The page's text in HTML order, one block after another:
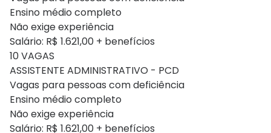
Ensino médio completo
Não exige experiência
Salário: R$ 1.621,00 + benefícios
10 VAGAS
ASSISTENTE ADMINISTRATIVO - PCD
Vagas para pessoas com deficiência
Ensino médio completo
Não exige experiência
Salário: R$ 1.621,00 + benefícios